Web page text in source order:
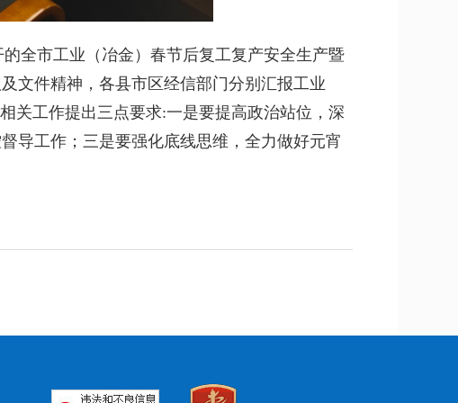
全市工业（冶金）春节后复工复产安全生产暨
文件精神，各县市区经信部门分别汇报工业
关工作提出三点要求:一是要提高政治站位，深
导工作；三是要强化底线思维，全力做好元宵